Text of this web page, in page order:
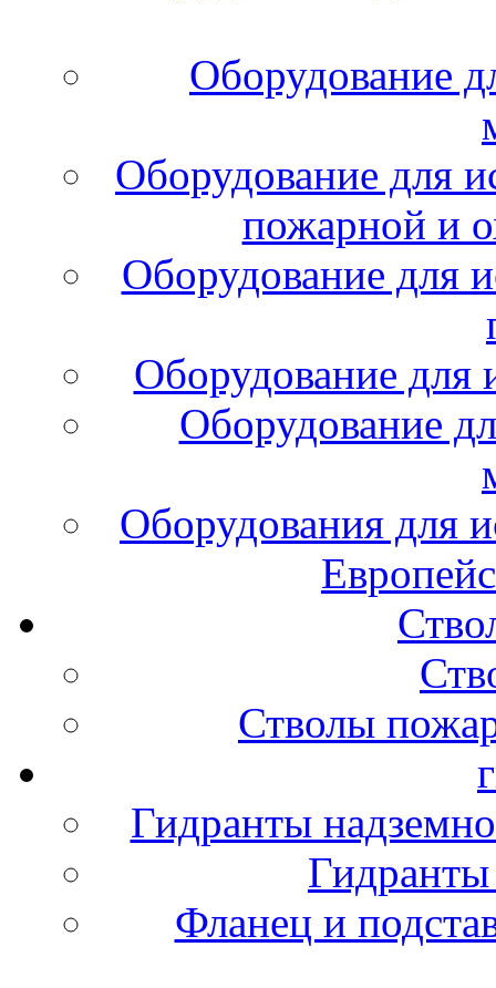
Оборудование
Оборудование для
пожарной и
Оборудование для
Оборудование для
Оборудование
Оборудования для
Стволы
Гидранты
Фланец и